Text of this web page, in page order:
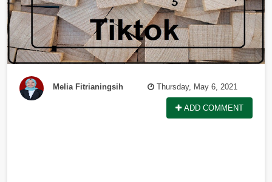
Melia Fitrianingsih Thursday, May 6, 2021
ADD COMMENT